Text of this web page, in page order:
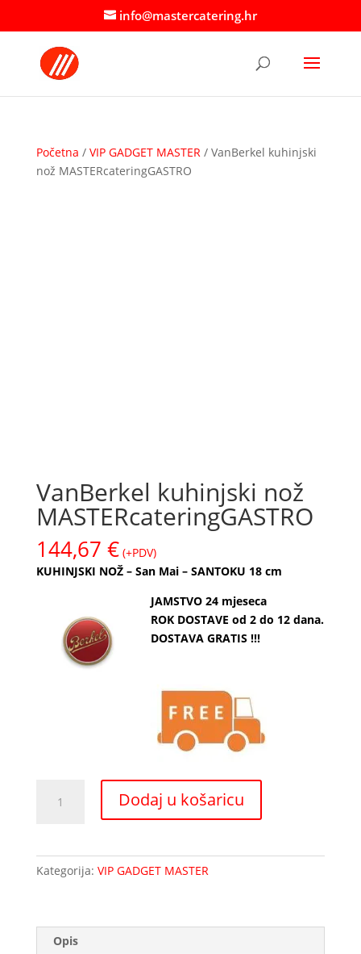
info@mastercatering.hr
Početna / VIP GADGET MASTER / VanBerkel kuhinjski
nož MASTERcateringGASTRO
VanBerkel kuhinjski nož
MASTERcateringGASTRO
144,67 € (+PDV)
KUHINJSKI NOŽ – San Mai – SANTOKU 18 cm
JAMSTVO 24 mjeseca
ROK DOSTAVE od 2 do 12 dana.
DOSTAVA GRATIS !!!
kuhinjski
Dodaj u košaricu
Kategorija: VIP GADGET MASTER
Opis